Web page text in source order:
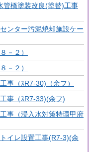
管橋塗装改良(塗替)工事
ンター汚泥焼却施設ケー
－２）
－２）
事（ｽR7-30)（余フ）
事（ｽR7-33)(余フ)
事（浸入水対策特環甲府
イレ設置工事(R7-3)(余